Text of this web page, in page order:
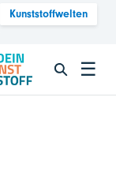
Kunststoffwelten
☰